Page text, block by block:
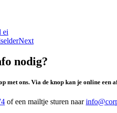
ei
Next
nodig?
ons. Via de knop kan je online een
of een mailtje sturen naar